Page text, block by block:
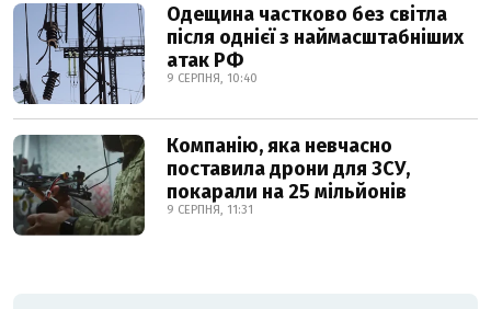
Одещина частково без світла
після однієї з наймасштабніших
атак РФ
9 СЕРПНЯ, 10:40
Компанію, яка невчасно
поставила дрони для ЗСУ,
покарали на 25 мільйонів
9 СЕРПНЯ, 11:31